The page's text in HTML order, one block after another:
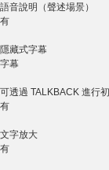
語音說明（聲述場景）
有
隱藏式字幕
字幕
可透過 TALKBACK 進行
有
文字放大
有